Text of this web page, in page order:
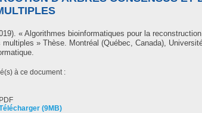
« Algorithmes bioinformatiques pour la
multiples » Thèse. Montréal (Québec, Canada),
à ce document :
PDF
(9MB)